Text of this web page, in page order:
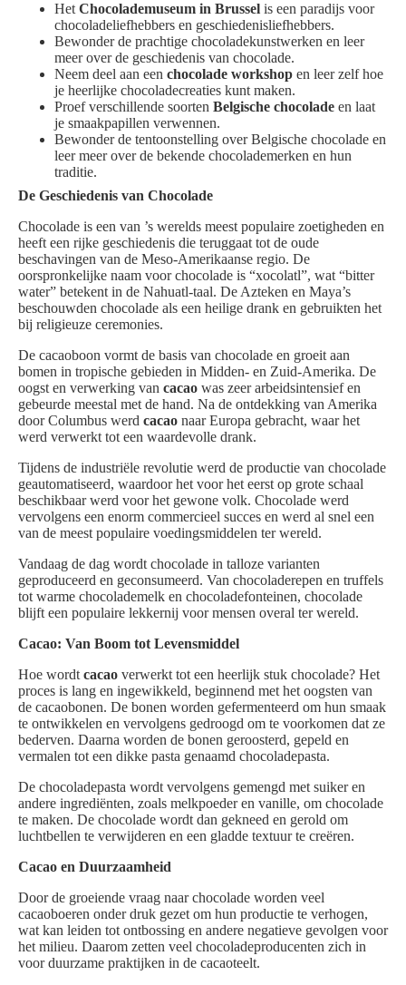
Het Chocolademuseum in Brussel is een paradijs voor
chocoladeliefhebbers en geschiedenisliefhebbers.
Bewonder de prachtige chocoladekunstwerken en leer
meer over de geschiedenis van chocolade.
Neem deel aan een chocolade workshop en leer zelf hoe
je heerlijke chocoladecreaties kunt maken.
Proef verschillende soorten Belgische chocolade en laat
je smaakpapillen verwennen.
Bewonder de tentoonstelling over Belgische chocolade en
leer meer over de bekende chocolademerken en hun
traditie.
De Geschiedenis van Chocolade
Chocolade is een van ’s werelds meest populaire zoetigheden en
heeft een rijke geschiedenis die teruggaat tot de oude
beschavingen van de Meso-Amerikaanse regio. De
oorspronkelijke naam voor chocolade is “xocolatl”, wat “bitter
water” betekent in de Nahuatl-taal. De Azteken en Maya’s
beschouwden chocolade als een heilige drank en gebruikten het
bij religieuze ceremonies.
De cacaoboon vormt de basis van chocolade en groeit aan
bomen in tropische gebieden in Midden- en Zuid-Amerika. De
oogst en verwerking van cacao was zeer arbeidsintensief en
gebeurde meestal met de hand. Na de ontdekking van Amerika
door Columbus werd cacao naar Europa gebracht, waar het
werd verwerkt tot een waardevolle drank.
Tijdens de industriële revolutie werd de productie van chocolade
geautomatiseerd, waardoor het voor het eerst op grote schaal
beschikbaar werd voor het gewone volk. Chocolade werd
vervolgens een enorm commercieel succes en werd al snel een
van de meest populaire voedingsmiddelen ter wereld.
Vandaag de dag wordt chocolade in talloze varianten
geproduceerd en geconsumeerd. Van chocoladerepen en truffels
tot warme chocolademelk en chocoladefonteinen, chocolade
blijft een populaire lekkernij voor mensen overal ter wereld.
Cacao: Van Boom tot Levensmiddel
Hoe wordt cacao verwerkt tot een heerlijk stuk chocolade? Het
proces is lang en ingewikkeld, beginnend met het oogsten van
de cacaobonen. De bonen worden gefermenteerd om hun smaak
te ontwikkelen en vervolgens gedroogd om te voorkomen dat ze
bederven. Daarna worden de bonen geroosterd, gepeld en
vermalen tot een dikke pasta genaamd chocoladepasta.
De chocoladepasta wordt vervolgens gemengd met suiker en
andere ingrediënten, zoals melkpoeder en vanille, om chocolade
te maken. De chocolade wordt dan gekneed en gerold om
luchtbellen te verwijderen en een gladde textuur te creëren.
Cacao en Duurzaamheid
Door de groeiende vraag naar chocolade worden veel
cacaoboeren onder druk gezet om hun productie te verhogen,
wat kan leiden tot ontbossing en andere negatieve gevolgen voor
het milieu. Daarom zetten veel chocoladeproducenten zich in
voor duurzame praktijken in de cacaoteelt.